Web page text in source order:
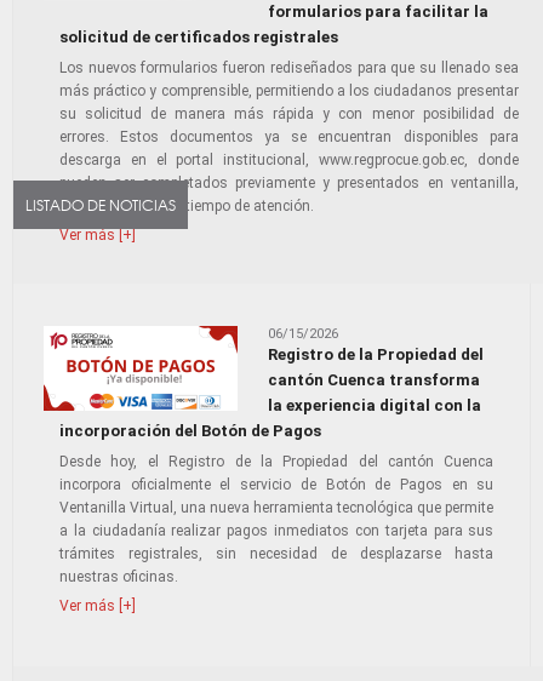
LISTADO DE NOTICIAS
formularios para facilitar la
solicitud de certificados registrales
Los nuevos formularios fueron rediseñados para que su llenado sea
más práctico y comprensible, permitiendo a los ciudadanos presentar
su solicitud de manera más rápida y con menor posibilidad de
errores. Estos documentos ya se encuentran disponibles para
descarga en el portal institucional, www.regprocue.gob.ec, donde
pueden ser completados previamente y presentados en ventanilla,
optimizando así el tiempo de atención.
Ver más [+]
06/15/2026
Registro de la Propiedad del
cantón Cuenca transforma
la experiencia digital con la
incorporación del Botón de Pagos
Desde hoy, el Registro de la Propiedad del cantón Cuenca
incorpora oficialmente el servicio de Botón de Pagos en su
Ventanilla Virtual, una nueva herramienta tecnológica que permite
a la ciudadanía realizar pagos inmediatos con tarjeta para sus
trámites registrales, sin necesidad de desplazarse hasta
nuestras oficinas.
Ver más [+]